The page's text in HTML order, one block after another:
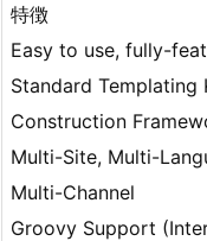
特徴
Easy to use, fully-
Standard
Construction
Multi-Site, Multi-
Multi-Channel
Groovy Support